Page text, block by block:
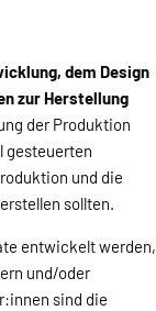
dem Design
zur Herstellung
der Produktion
gesteuerten
und die
sollten.
entwickelt werden,
und/oder
sind die